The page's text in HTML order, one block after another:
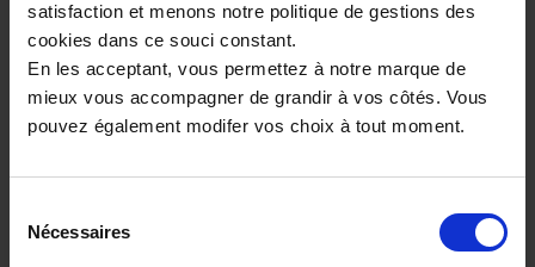
satisfaction et menons notre politique de gestions des
cookies dans ce souci constant.
En les acceptant, vous permettez à notre marque de
mieux vous accompagner de grandir à vos côtés. Vous
pouvez également modifer vos choix à tout moment.
Nécessaires
CUPRA Leon
Phase 2 1.5 eTSI 150 DSG7 V
9200 km - 2025 - Essence - Boîte auto